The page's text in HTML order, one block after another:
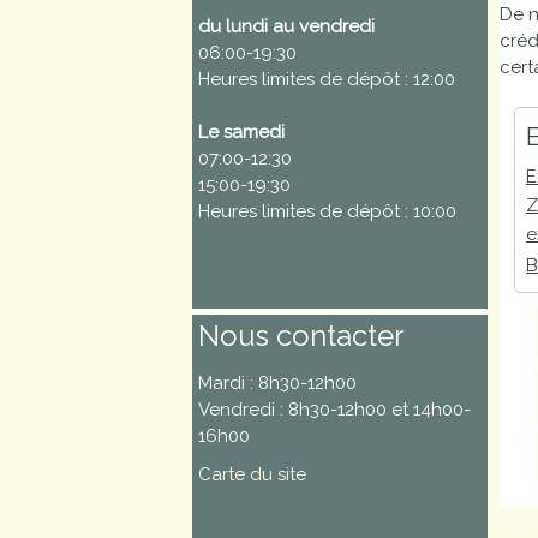
Marchés
publics
Réglementation
Démarches
Rhône
Médiathèque
municipale ABC
De
du lundi au vendredi
06:00-19:30
Heures limites de dépôt : 12:00
Le samedi
07:00-12:30
15:00-19:30
Heures limites de dépôt : 10:00
Nous contacter
Mardi : 8h30-12h00
Vendredi : 8h30-12h00 et 14h00-
16h00
Carte du site